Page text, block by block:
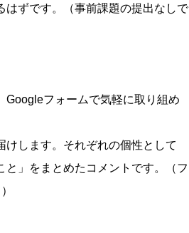
はずです。（事前課題の提出なしで
Googleフォームで気軽に取り組め
けします。それぞれの個性として
と」をまとめたコメントです。（フ